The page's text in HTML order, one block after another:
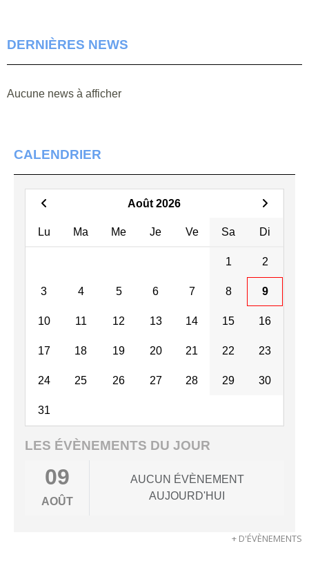
DERNIÈRES NEWS
Aucune news à afficher
CALENDRIER
Août 2026
Lu Ma Me Je Ve Sa Di
1 2
3 4 5 6 7 8 9
10 11 12 13 14 15 16
17 18 19 20 21 22 23
24 25 26 27 28 29 30
31
LES ÉVÈNEMENTS DU JOUR
09
AOÛT
AUCUN ÉVÈNEMENT
AUJOURD'HUI
+ D'ÉVÈNEMENTS